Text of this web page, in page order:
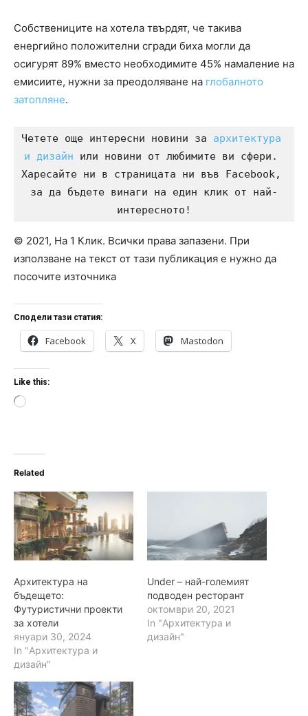
Собствениците на хотела твърдят, че такива
енергийно положителни сгради биха могли да
осигурят 89% вместо необходимите 45% намаление на
емисиите, нужни за преодоляване на глобалното
затопляне.
Четете още интересни новини за архитектура
и дизайн или новини от любимите ви сфери.
Харесайте ни в страницата ни във Facebook,
за да бъдете винаги на един клик от най-
интересното!
© 2021, На 1 Клик. Всички права запазени. При
използване на текст от тази публикация е нужно да
посочите източника
Сподели тази статия:
Facebook X Mastodon
Like this:
L
i
n
…
Related
Архитектура на
бъдещето:
Футуристични проекти
за хотели
януари 30, 2024
In "Архитектура и
дизайн"
Under – най-големият
подводен ресторант
октомври 20, 2021
In "Архитектура и
дизайн"